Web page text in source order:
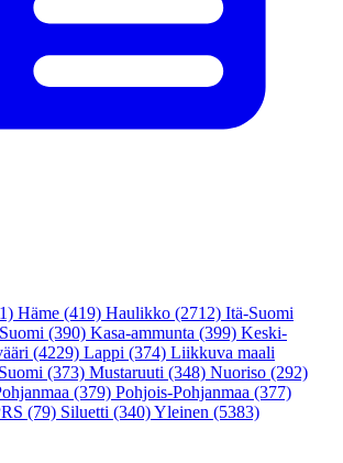
Häme (419) Haulikko (2712) Itä-Suomi
(390) Kasa-ammunta (399) Keski-
(4229) Lappi (374) Liikkuva maali
(373) Mustaruuti (348) Nuoriso (292)
(379) Pohjois-Pohjanmaa (377)
(79) Siluetti (340)Yleinen (5383)